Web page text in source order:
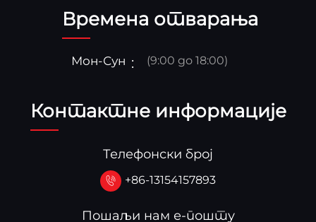
Времена отварања
Мон-Сун (9:00 до 18:00)
Контактне информације
Телефонски број
+86-13154157893
Пошаљи нам е-пошту